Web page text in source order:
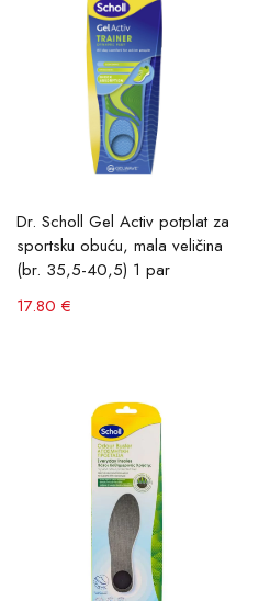
filtar
Dr. Scholl Gel Activ potplat za
sportsku obuću, mala veličina
(br. 35,5-40,5) 1 par
17.80 €